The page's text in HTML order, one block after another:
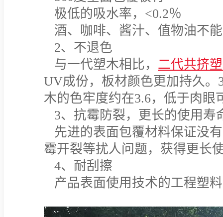
极低的吸水率，<0.2％
酒、咖啡、酱汁、值物油不
2、不退色
与一代塑木相比， 二代共挤
UV成份，板材颜色更加持久
木的色牢度约在3.6，低于肉眼
3、抗霉防裂，更长的使用寿
先进的表面包覆材料保证没
霉开裂等扰人问题，获得更长
4、耐刮擦
产品表面使用技术的工程塑